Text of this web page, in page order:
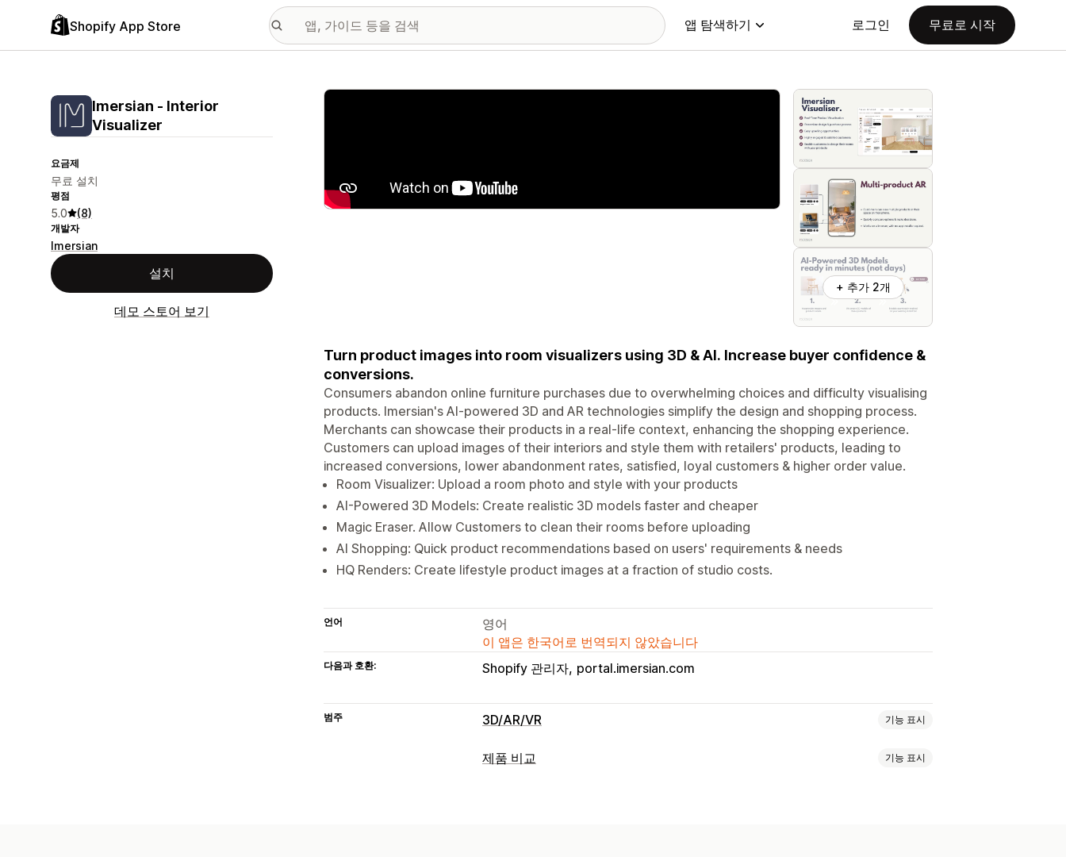
Shopify App Store 앱 탐색하기 로그인 무료로 시작
Imersian ‑ Interior
Visualizer
요금제
무료 설치
평점
5.0 (8)
개발자
Imersian
설치
데모 스토어 보기
추천 이미지 갤러리
+ 추가 2개
Turn product images into room visualizers using 3D & AI. Increase buyer confidence &
conversions.
Consumers abandon online furniture purchases due to overwhelming choices and difficulty visualising
products. Imersian's AI-powered 3D and AR technologies simplify the design and shopping process.
Merchants can showcase their products in a real-life context, enhancing the shopping experience.
Customers can upload images of their interiors and style them with retailers' products, leading to
increased conversions, lower abandonment rates, satisfied, loyal customers & higher order value.
Room Visualizer: Upload a room photo and style with your products
AI-Powered 3D Models: Create realistic 3D models faster and cheaper
Magic Eraser. Allow Customers to clean their rooms before uploading
AI Shopping: Quick product recommendations based on users' requirements & needs
HQ Renders: Create lifestyle product images at a fraction of studio costs.
언어
영어
이 앱은 한국어로 번역되지 않았습니다
다음과 호환: Shopify 관리자 portal.imersian.com
범주 3D/AR/VR 기능 표시
시각화
제품 비교 기능 표시